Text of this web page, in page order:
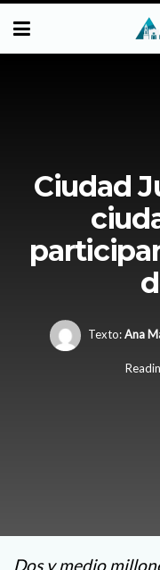
Ciudad
Texto:Ana
Dos y medio